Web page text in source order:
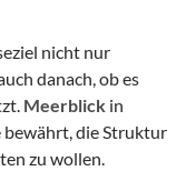
nicht nur
danach, ob es
Meerblick in
bewährt, die Struktur
zu wollen.